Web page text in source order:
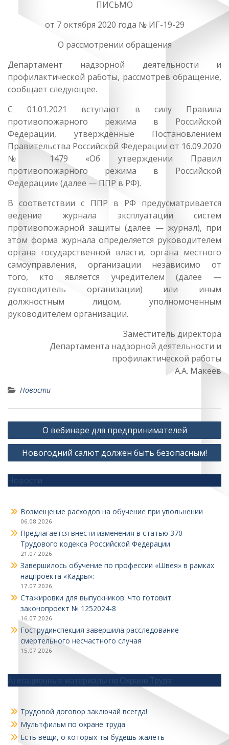
ПИСЬМО
от 7 октября 2020 года № ИГ-19-29
О рассмотрении обращения
Департамент надзорной деятельности и
профилактической работы, рассмотрев обращение,
сообщает следующее.
C 01.01.2021 вступают в силу Правила
противопожарного режима в Российской
Федерации, утвержденные Постановлением
Правительства Российской Федерации от 16.09.2020
№ 1479 «Об утверждении Правил
противопожарного режима в Российской
Федерации» (далее — ППР в РФ).
В соответствии с ППР в РФ предусматривается
ведение журнала эксплуатации систем
противопожарной защиты (далее — журнал), при
этом форма журнала определяется руководителем
органа государственной власти, органа местного
самоуправления, организации независимо от
того, кто является учредителем (далее —
руководитель организации) или иным
должностным лицом, уполномоченным
руководителем организации.
Заместитель директора
Департамента надзорной деятельности и
профилактической работы
А.А. Макеев
Новости
Навигация
по
записям
О вебинаре для предпринимателей
Новогодний салют должен быть безопасным!
Новости
Возмещение расходов на обучение при увольнении
06.08.2026
Предлагается внести изменения в статью 370
Трудового кодекса Российской Федерации
21.07.2026
Завершилось обучение по профессии «Швея» в рамках
нацпроекта «Кадры»:
17.07.2026
Стажировки для выпускников: что готовит
законопроект № 1252024‑8
16.07.2026
Гострудинспекция завершила расследование
смертельного несчастного случая
15.07.2026
Агитационные материалы по Охране Труда
Трудовой договор заключай всегда!
Мультфильм по охране труда
Есть вещи, о которых ты будешь жалеть